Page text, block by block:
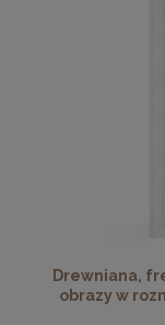
Drewniana,
obrazy w